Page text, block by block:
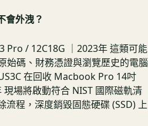
會外洩？
/ 12C18G ｜2023年 這類可能
始碼、財務憑證與瀏覽歷史的電腦
在回收 Macbook Pro 14吋
場將啟動符合 NIST 國際磁軌清
流程，深度銷毀固態硬碟 (SSD) 上